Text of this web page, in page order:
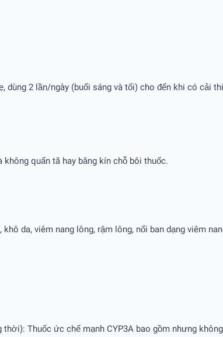
dùng 2 lần/ngày (buổi sáng và tối) cho đến khi có cải
quấn tã hay băng kín chỗ bôi thuốc.
da, viêm nang lông, rậm lông, nổi ban dạng viêm
Thuốc ức chế mạnh CYP3A bao gồm nhưng